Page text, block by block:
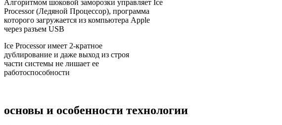
Алгоритмом шоковой заморозки управляет Ice
Processor (Ледяной Процессор), программа
которого загружается из компьютера Apple
через разъем USB
Ice Processor имеет 2-кратное
дублирование и даже выход из строя
части системы не лишает ее
работоспособности
основы и особенности технологии